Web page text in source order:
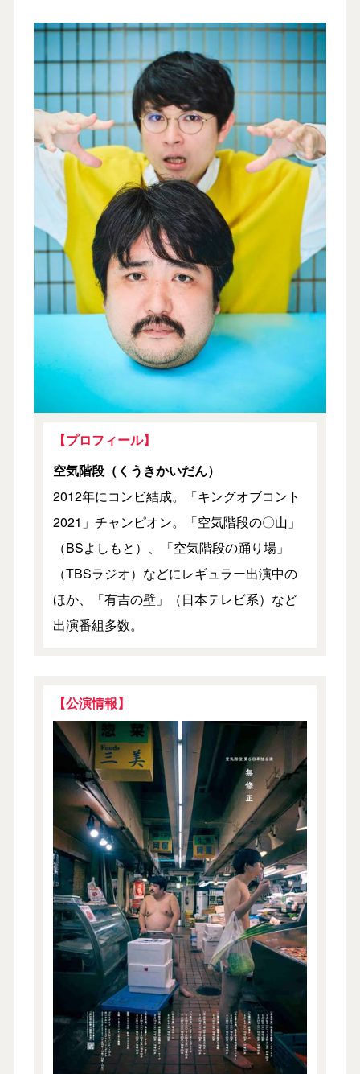
【プロフィール】
空気階段（くうきかいだん）
2012年にコンビ結成。「キングオブコント
2021」チャンピオン。「空気階段の〇山」
（BSよしもと）、「空気階段の踊り場」
（TBSラジオ）などにレギュラー出演中の
ほか、「有吉の壁」（日本テレビ系）など
出演番組多数。
【公演情報】